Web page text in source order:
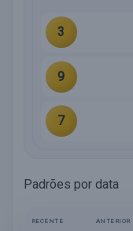
3
9
7
Padrões por data
RECENTE ANTERIOR